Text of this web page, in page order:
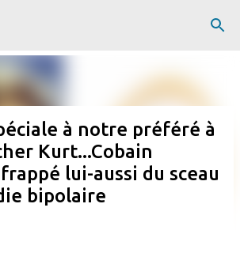
à notre préféré à
Kurt...Cobain
lui-aussi du sceau
bipolaire